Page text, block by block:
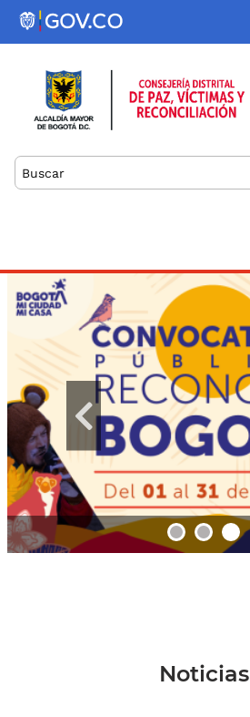
Pasar al contenido principal
Buscar
Noticias